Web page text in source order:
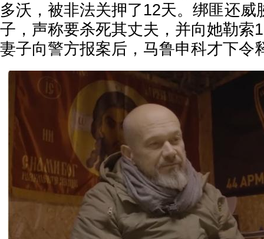
多沃，被非法关押了12天。绑匪还威
子，声称要杀死其丈夫，并向她勒索
妻子向警方报案后，马鲁申科才下令